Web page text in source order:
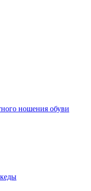
ношения обуви